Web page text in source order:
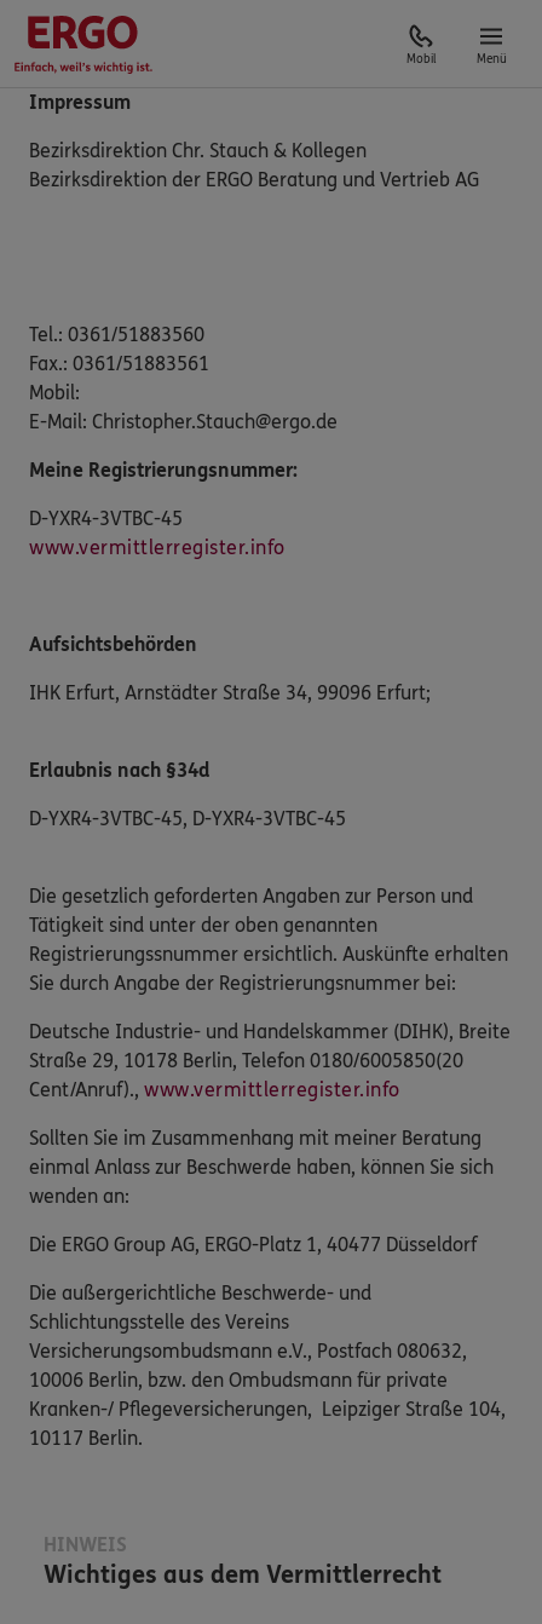
Mobil Menü
Impressum
Bezirksdirektion Chr. Stauch & Kollegen
Bezirksdirektion der ERGO Beratung und Vertrieb AG
Tel.: 0361/51883560
Fax.: 0361/51883561
Mobil:
E-Mail: Christopher.Stauch@ergo.de
Meine Registrierungsnummer:
D-YXR4-3VTBC-45
www.vermittlerregister.info
Aufsichtsbehörden
IHK Erfurt, Arnstädter Straße 34, 99096 Erfurt;
Erlaubnis nach §34d
D-YXR4-3VTBC-45, D-YXR4-3VTBC-45
Die gesetzlich geforderten Angaben zur Person und
Tätigkeit sind unter der oben genannten
Registrierungssnummer ersichtlich. Auskünfte erhalten
Sie durch Angabe der Registrierungsnummer bei:
Deutsche Industrie- und Handelskammer (DIHK), Breite
Straße 29, 10178 Berlin, Telefon 0180/6005850(20
Cent/Anruf)., www.vermittlerregister.info
Sollten Sie im Zusammenhang mit meiner Beratung
einmal Anlass zur Beschwerde haben, können Sie sich
wenden an:
Die ERGO Group AG, ERGO-Platz 1, 40477 Düsseldorf
Die außergerichtliche Beschwerde- und
Schlichtungsstelle des Vereins
Versicherungsombudsmann e.V., Postfach 080632,
10006 Berlin, bzw. den Ombudsmann für private
Kranken-/ Pflegeversicherungen, Leipziger Straße 104,
10117 Berlin.
HINWEIS
Wichtiges aus dem Vermittlerrecht